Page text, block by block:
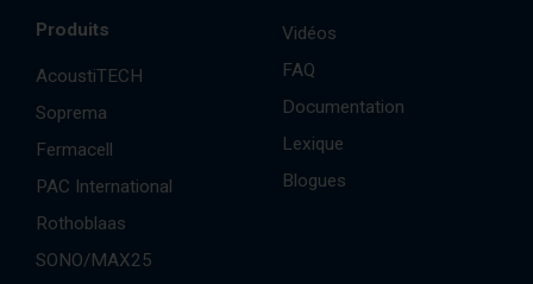
Produits
AcoustiTECH
Soprema
Fermacell
PAC International
Rothoblaas
SONO/MAX25
Vidéos
FAQ
Documentation
Lexique
Blogues